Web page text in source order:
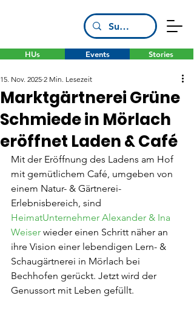
HUs Stories
Events
Marktgärtnerei Grüne
Schmiede in Mörlach
eröffnet Laden & Café
15. Nov. 2025 2 Min. Lesezeit
Mit der Eröffnung des Ladens am Hof
mit gemütlichem Café, umgeben von
einem Natur- & Gärtnerei-
Erlebnisbereich, sind
HeimatUnternehmer Alexander & Ina
Weiser wieder einen Schritt näher an
ihre Vision einer lebendigen Lern- &
Schaugärtnerei in Mörlach bei
Bechhofen gerückt. Jetzt wird der
Genussort mit Leben gefüllt.